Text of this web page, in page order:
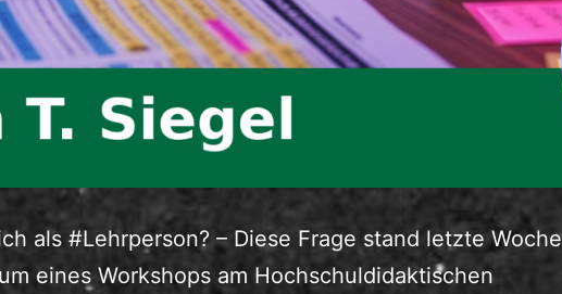
als #Lehrperson? – Diese Frage stand letzte Woche
eines Workshops am Hochschuldidaktischen